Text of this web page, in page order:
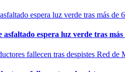
espera luz verde tras más
Red de